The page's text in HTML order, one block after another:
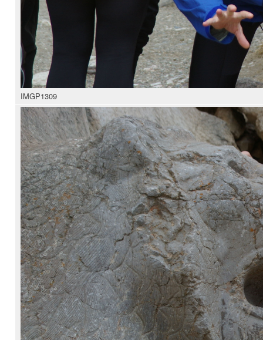
IMGP1309